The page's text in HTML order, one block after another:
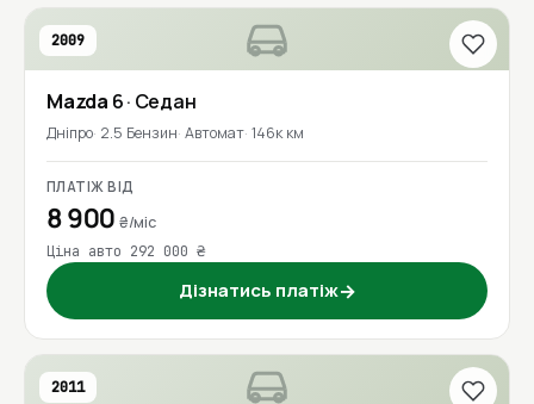
2009
Mazda 6· Седан
Дніпро 2.5 Бензин Автомат 146к км
ПЛАТІЖ ВІД
8 900₴/міс
Ціна авто 292 000 ₴
Дізнатись платіж→
2011